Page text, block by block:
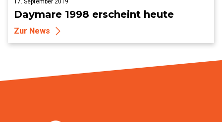
17. September 2019
Daymare 1998 erscheint heute
Zur News